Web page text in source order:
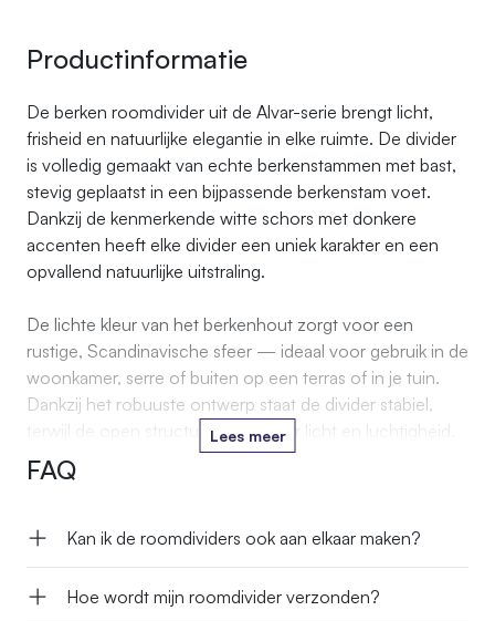
Productinformatie
De berken roomdivider uit de Alvar-serie brengt licht,
frisheid en natuurlijke elegantie in elke ruimte. De divider
is volledig gemaakt van echte berkenstammen met bast,
stevig geplaatst in een bijpassende berkenstam voet.
Dankzij de kenmerkende witte schors met donkere
accenten heeft elke divider een uniek karakter en een
opvallend natuurlijke uitstraling.
De lichte kleur van het berkenhout zorgt voor een
rustige, Scandinavische sfeer — ideaal voor gebruik in de
woonkamer, serre of buiten op een terras of in je tuin.
Dankzij het robuuste ontwerp staat de divider stabiel,
terwijl de open structuur zorgt voor licht en luchtigheid.
Met zijn pure vormgeving en natuurlijke materialen is de
houten meubels, linnen stoffen en planten voor een
tijdloze, sfeervolle look.
Lees meer
FAQ
Kan ik de roomdividers ook aan elkaar maken?
Hoe wordt mijn roomdivider verzonden?